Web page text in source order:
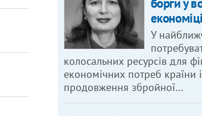
економіці
У
колосальних ресурсів для
економічних потреб країни і
продовження збройної…